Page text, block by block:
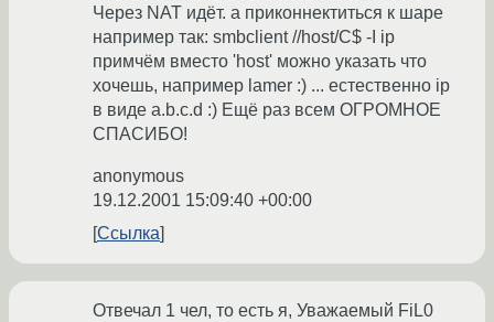
Через NAT идёт. а приконнектиться к шаре
например так: smbclient //host/C$ -I ip
примчём вместо 'host' можно указать что
хочешь, например lamer :) ... естественно ip
в виде a.b.c.d :) Ещё раз всем ОГРОМНОЕ
СПАСИБО!
anonymous
19.12.2001 15:09:40 +00:00
Ссылка
Отвечал 1 чел, то есть я, Уважаемый FiL0